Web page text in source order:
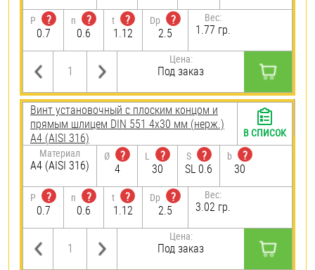
P
?
0.7
n
?
0.6
t
?
1.12
Dp
?
2.5
Вес:
1.77 гр.
Цена:
Под заказ
Винт установочный с плоским концом и
прямым шлицем DIN 551 4х30 мм (нерж.)
A4 (AISI 316)
Материал
A4 (AISI 316)
Ø
?
4
L
?
30
S
?
SL 0.6
b
?
30
P
?
0.7
n
?
0.6
t
?
1.12
Dp
?
2.5
Вес:
3.02 гр.
Цена:
Под заказ
В СПИСОК